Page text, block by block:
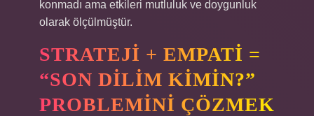
konmadı ama etkileri mutluluk ve doygunluk
olarak ölçülmüştür.
STRATEJI + EMPATI =
“SON DILIM KIMIN?”
PROBLEMINI ÇÖZMEK